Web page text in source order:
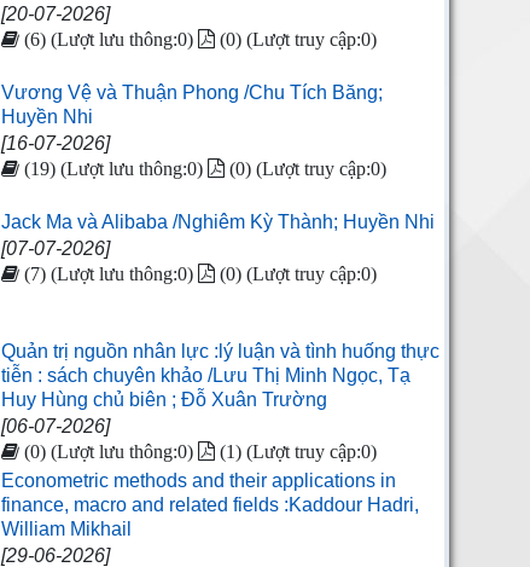
[20-07-2026]
(6) (Lượt lưu thông:0) (0) (Lượt truy cập:0)
Vương Vệ và Thuận Phong /Chu Tích Băng;
Huyền Nhi
[16-07-2026]
(19) (Lượt lưu thông:0) (0) (Lượt truy cập:0)
Jack Ma và Alibaba /Nghiêm Kỳ Thành; Huyền Nhi
[07-07-2026]
(7) (Lượt lưu thông:0) (0) (Lượt truy cập:0)
Quản trị nguồn nhân lực :lý luận và tình huống thực
tiễn : sách chuyên khảo /Lưu Thị Minh Ngọc, Tạ
Huy Hùng chủ biên ; Đỗ Xuân Trường
[06-07-2026]
(0) (Lượt lưu thông:0) (1) (Lượt truy cập:0)
Econometric methods and their applications in
finance, macro and related fields :Kaddour Hadri,
William Mikhail
[29-06-2026]